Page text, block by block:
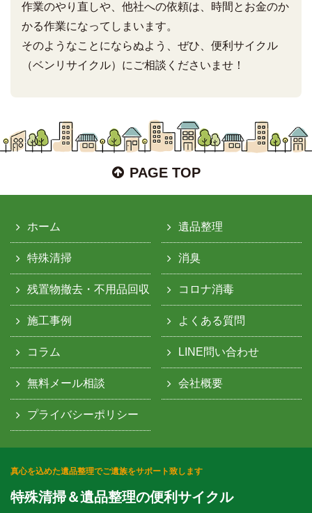
作業のやり直しや、他社への依頼は、時間とお金のか
かる作業になってしまいます。
そのようなことにならぬよう、ぜひ、便利サイクル
（ベンリサイクル）にご相談くださいませ！
PAGE TOP
ホーム 遺品整理
特殊清掃 消臭
残置物撤去・不用品回収 コロナ消毒
施工事例 よくある質問
コラム LINE問い合わせ
無料メール相談 会社概要
プライバシーポリシー
真心を込めた遺品整理でご遺族をサポート致します
特殊清掃＆遺品整理の便利サイクル